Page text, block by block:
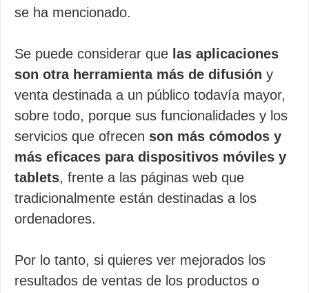
se ha mencionado.
Se puede considerar que las aplicaciones
son otra herramienta más de difusión y
venta destinada a un público todavía mayor,
sobre todo, porque sus funcionalidades y los
servicios que ofrecen son más cómodos y
más eficaces para dispositivos móviles y
tablets, frente a las páginas web que
tradicionalmente están destinadas a los
ordenadores.
Por lo tanto, si quieres ver mejorados los
resultados de ventas de los productos o